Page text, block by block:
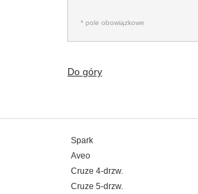
* pole obowiązkowe
Do góry
Spark
Aveo
Cruze 4-drzw.
Cruze 5-drzw.